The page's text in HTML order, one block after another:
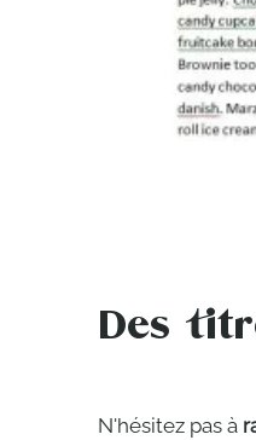
Des
N'hésitez pas à